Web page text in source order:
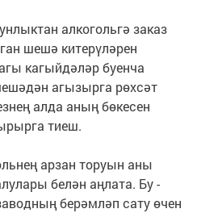
алкогольгә заказ
шешә китерүләрен
кагыйдәләр буенча
агызырга рөхсәт
алда аның бөкесен
тиеш.
арзан торуын аны
белән аңлата. Бу -
берәмләп сату өчен